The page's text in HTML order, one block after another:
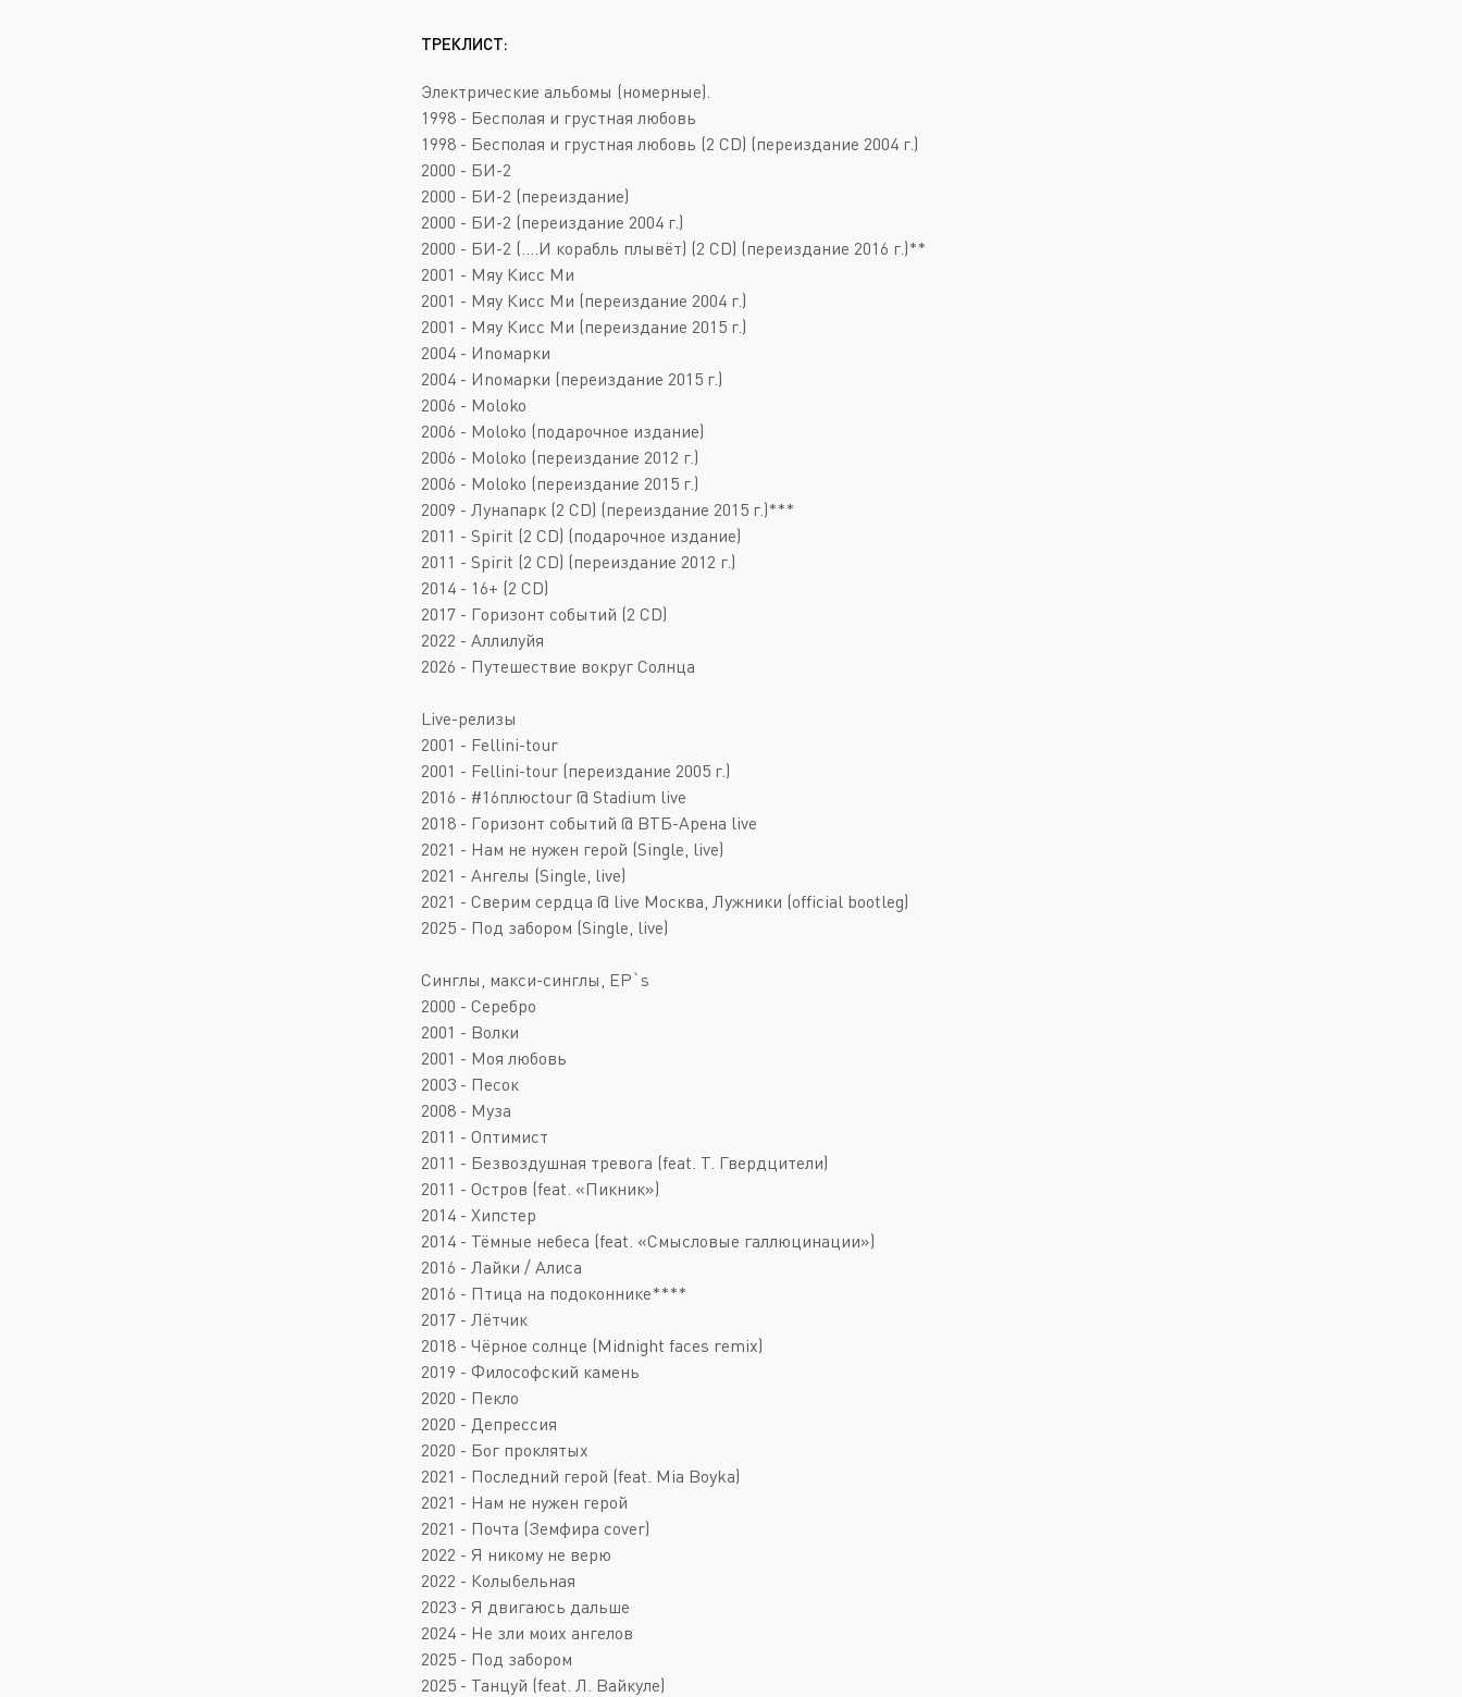
Doom Metal
Folk Metal
Groove Metal
Heavy Metal
Melodic Death Metal
Hard Rock
ТРЕКЛИСТ:
Электрические альбомы (номерные).
1998 - Бесполая и грустная любовь
1998 - Бесполая и грустная любовь (2 CD) (переиздание 2004 г.)
2000 - БИ-2
2000 - БИ-2 (переиздание)
2000 - БИ-2 (переиздание 2004 г.)
2000 - БИ-2 (....И корабль плывёт) (2 CD) (переиздание 2016 г.)**
2001 - Мяу Кисс Ми
2001 - Мяу Кисс Ми (переиздание 2004 г.)
2001 - Мяу Кисс Ми (переиздание 2015 г.)
2004 - Иnoмарки
2004 - Иnoмарки (переиздание 2015 г.)
2006 - Moloko
2006 - Moloko (подарочное издание)
2006 - Moloko (переиздание 2012 г.)
2006 - Moloko (переиздание 2015 г.)
2009 - Лунапарк (2 CD) (переиздание 2015 г.)***
2011 - Spirit (2 CD) (подарочное издание)
2011 - Spirit (2 CD) (переиздание 2012 г.)
2014 - 16+ (2 CD)
2017 - Горизонт событий (2 CD)
2022 - Аллилуйя
2026 - Путешествие вокруг Солнца
Live-релизы
2001 - Fellini-tour
2001 - Fellini-tour (переиздание 2005 г.)
2016 - #16плюсtour @ Stadium live
2018 - Горизонт событий @ ВТБ-Арена live
2021 - Нам не нужен герой (Single, live)
2021 - Ангелы (Single, live)
2021 - Сверим сердца @ live Москва, Лужники (official bootleg)
2025 - Под забором (Single, live)
Синглы, макси-синглы, EP`s
2000 - Серебро
2001 - Волки
2001 - Моя любовь
2003 - Песок
2008 - Муза
2011 - Оптимист
2011 - Безвоздушная тревога (feat. Т. Гвердцители)
2011 - Остров (feat. «Пикник»)
2014 - Хипстер
2014 - Тёмные небеса (feat. «Смысловые галлюцинации»)
2016 - Лайки / Алиса
2016 - Птица на подоконнике****
2017 - Лётчик
2018 - Чёрное солнце (Midnight faces remix)
2019 - Философский камень
2020 - Пекло
2020 - Депрессия
2020 - Бог проклятых
2021 - Последний герой (feat. Mia Boyka)
2021 - Нам не нужен герой
2021 - Почта (Земфира cover)
2022 - Я никому не верю
2022 - Колыбельная
2023 - Я двигаюсь дальше
2024 - Не зли моих ангелов
2025 - Под забором
2025 - Танцуй (feat. Л. Вайкуле)